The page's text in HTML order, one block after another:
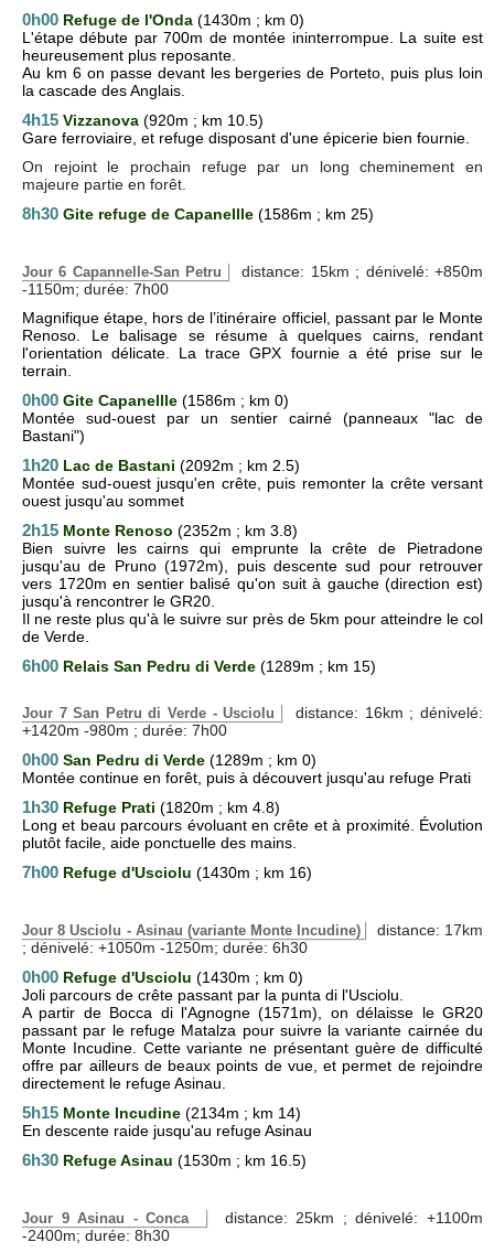
0h00 Refuge de l'Onda (1430m ; km 0)
L'étape débute par 700m de montée ininterrompue. La suite est
heureusement plus reposante.
Au km 6 on passe devant les bergeries de Porteto, puis plus loin
la cascade des Anglais.
4h15 Vizzanova (920m ; km 10.5)
Gare ferroviaire, et refuge disposant d'une épicerie bien fournie.
On rejoint le prochain refuge par un long cheminement en
majeure partie en forêt.
8h30 Gite refuge de Capanellle (1586m ; km 25)
Jour 6 Capannelle-San Petru
distance: 15km ; dénivelé: +850m
-1150m; durée: 7h00
Magnifique étape, hors de l’itinéraire officiel, passant par le Monte
Renoso. Le balisage se résume à quelques cairns, rendant
l'orientation délicate. La trace GPX fournie a été prise sur le
terrain.
0h00 Gite Capanellle (1586m ; km 0)
Montée sud-ouest par un sentier cairné (panneaux "lac de
Bastani")
1h20 Lac de Bastani (2092m ; km 2.5)
Montée sud-ouest jusqu'en crête, puis remonter la crête versant
ouest jusqu'au sommet
2h15 Monte Renoso (2352m ; km 3.8)
Bien suivre les cairns qui emprunte la crête de Pietradone
jusqu'au de Pruno (1972m), puis descente sud pour retrouver
vers 1720m en sentier balisé qu'on suit à gauche (direction est)
jusqu'à rencontrer le GR20.
Il ne reste plus qu'à le suivre sur près de 5km pour atteindre le col
de Verde.
6h00 Relais San Pedru di Verde (1289m ; km 15)
Jour 7 San Petru di Verde - Usciolu
distance: 16km ; dénivelé:
+1420m -980m ; durée: 7h00
0h00 San Pedru di Verde (1289m ; km 0)
Montée continue en forêt, puis à découvert jusqu'au refuge Prati
1h30 Refuge Prati (1820m ; km 4.8)
Long et beau parcours évoluant en crête et à proximité. Évolution
plutôt facile, aide ponctuelle des mains.
7h00 Refuge d'Usciolu (1430m ; km 16)
Jour 8 Usciolu - Asinau (variante Monte Incudine)
distance: 17km
; dénivelé: +1050m -1250m; durée: 6h30
0h00 Refuge d'Usciolu (1430m ; km 0)
Joli parcours de crête passant par la punta di l'Usciolu.
A partir de Bocca di l'Agnogne (1571m), on délaisse le GR20
passant par le refuge Matalza pour suivre la variante cairnée du
Monte Incudine. Cette variante ne présentant guère de difficulté
offre par ailleurs de beaux points de vue, et permet de rejoindre
directement le refuge Asinau.
5h15 Monte Incudine (2134m ; km 14)
En descente raide jusqu'au refuge Asinau
6h30 Refuge Asinau (1530m ; km 16.5)
Jour 9 Asinau - Conca
distance: 25km ; dénivelé: +1100m
-2400m; durée: 8h30